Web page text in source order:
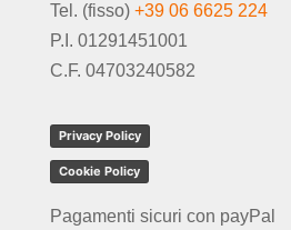
Tel. (fisso) +39 06 6625 224
P.I. 01291451001
C.F. 04703240582
Privacy Policy
Cookie Policy
Pagamenti sicuri con payPal